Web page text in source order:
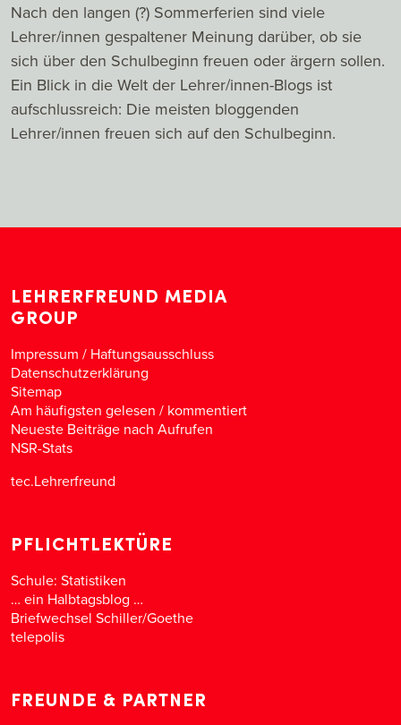
Nach den langen (?) Sommerferien sind viele
Lehrer/innen gespaltener Meinung darüber, ob sie
sich über den Schulbeginn freuen oder ärgern sollen.
Ein Blick in die Welt der Lehrer/innen-Blogs ist
aufschlussreich: Die meisten bloggenden
Lehrer/innen freuen sich auf den Schulbeginn.
LEHRERFREUND MEDIA
GROUP
Impressum / Haftungsausschluss
Datenschutzerklärung
Sitemap
Am häufigsten gelesen / kommentiert
Neueste Beiträge nach Aufrufen
NSR-Stats
tec.Lehrerfreund
PFLICHTLEKTÜRE
Schule: Statistiken
… ein Halbtagsblog …
Briefwechsel Schiller/Goethe
telepolis
FREUNDE & PARTNER